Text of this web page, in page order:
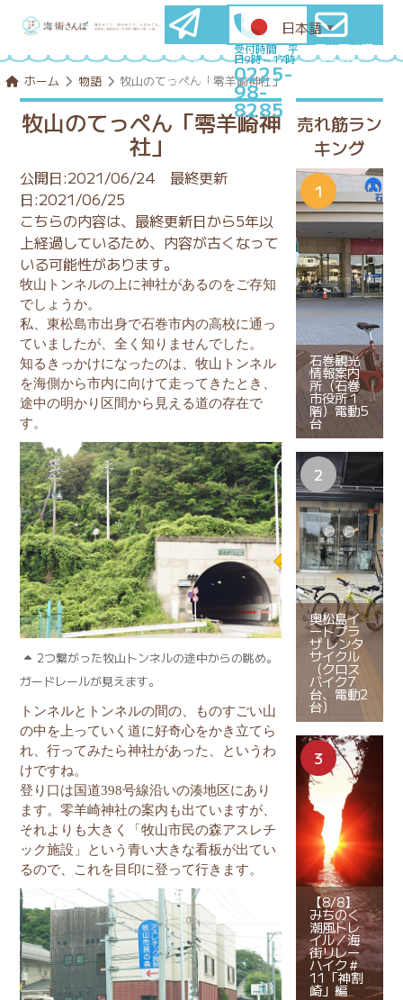
メールマ
ガ登録
はこちら
受付時間 平
日9時～17時
0225-
98-
8285
石巻圏満喫
プランを
ホーム 物語 牧山のてっぺん「零羊崎神社」
牧山のてっぺん「零羊崎神
社」
公開日:2021/06/24 最終更新
日:2021/06/25
こちらの内容は、最終更新日から5年以
上経過しているため、内容が古くなって
いる可能性があります。
牧山トンネルの上に神社があるのをご存知
でしょうか。
私、東松島市出身で石巻市内の高校に通っ
ていましたが、全く知りませんでした。
知るきっかけになったのは、牧山トンネル
を海側から市内に向けて走ってきたとき、
途中の明かり区間から見える道の存在で
す。
2つ繋がった牧山トンネルの途中からの眺め。
ガードレールが見えます。
トンネルとトンネルの間の、ものすごい山
の中を上っていく道に好奇心をかき立てら
れ、行ってみたら神社があった、というわ
けですね。
登り口は国道398号線沿いの湊地区にあり
ます。零羊崎神社の案内も出ていますが、
それよりも大きく「牧山市民の森アスレチ
ック施設」という青い大きな看板が出てい
るので、これを目印に登って行きます。
売れ筋ラン
キング
石巻観光
情報案内
所（石巻
市役所１
階）電動5
台
奥松島イ
ートプラ
ザ レンタ
サイクル
（クロス
バイク7
台、電動2
台）
【8/8】
みちのく
潮風トレ
イル／海
街リレー
ハイク＃
11「神割
崎」編
日本語 ▼